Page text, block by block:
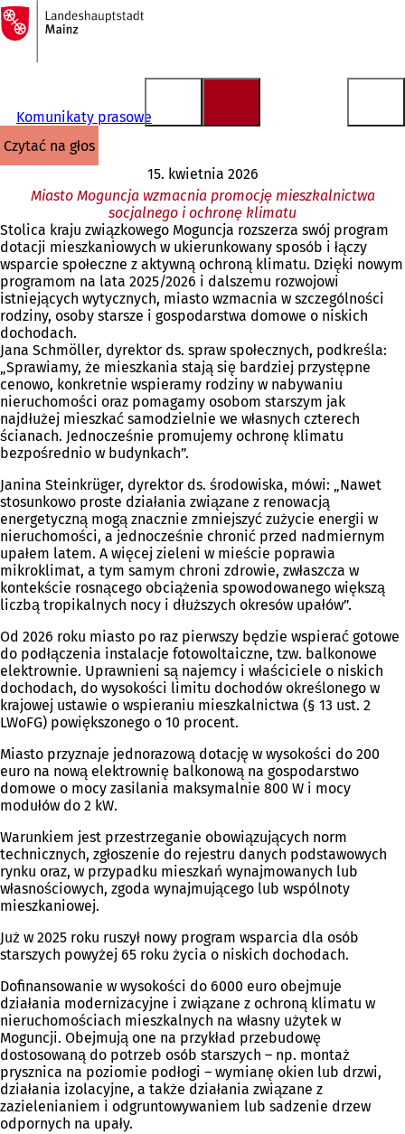
Przejdź do treści
Do
strony
głównej
Komunikaty prasowe
czytać na głos
15. kwietnia 2026
Miasto Moguncja wzmacnia promocję mieszkalnictwa
socjalnego i ochronę klimatu
Stolica kraju związkowego Moguncja rozszerza swój program
dotacji mieszkaniowych w ukierunkowany sposób i łączy
wsparcie społeczne z aktywną ochroną klimatu. Dzięki nowym
programom na lata 2025/2026 i dalszemu rozwojowi
istniejących wytycznych, miasto wzmacnia w szczególności
rodziny, osoby starsze i gospodarstwa domowe o niskich
dochodach.
Jana Schmöller, dyrektor ds. spraw społecznych, podkreśla:
„Sprawiamy, że mieszkania stają się bardziej przystępne
cenowo, konkretnie wspieramy rodziny w nabywaniu
nieruchomości oraz pomagamy osobom starszym jak
najdłużej mieszkać samodzielnie we własnych czterech
ścianach. Jednocześnie promujemy ochronę klimatu
bezpośrednio w budynkach”.
Janina Steinkrüger, dyrektor ds. środowiska, mówi: „Nawet
stosunkowo proste działania związane z renowacją
energetyczną mogą znacznie zmniejszyć zużycie energii w
nieruchomości, a jednocześnie chronić przed nadmiernym
upałem latem. A więcej zieleni w mieście poprawia
mikroklimat, a tym samym chroni zdrowie, zwłaszcza w
kontekście rosnącego obciążenia spowodowanego większą
liczbą tropikalnych nocy i dłuższych okresów upałów”.
Od 2026 roku miasto po raz pierwszy będzie wspierać gotowe
do podłączenia instalacje fotowoltaiczne, tzw. balkonowe
elektrownie. Uprawnieni są najemcy i właściciele o niskich
dochodach, do wysokości limitu dochodów określonego w
krajowej ustawie o wspieraniu mieszkalnictwa (§ 13 ust. 2
LWoFG) powiększonego o 10 procent.
Miasto przyznaje jednorazową dotację w wysokości do 200
euro na nową elektrownię balkonową na gospodarstwo
domowe o mocy zasilania maksymalnie 800 W i mocy
modułów do 2 kW.
Warunkiem jest przestrzeganie obowiązujących norm
technicznych, zgłoszenie do rejestru danych podstawowych
rynku oraz, w przypadku mieszkań wynajmowanych lub
własnościowych, zgoda wynajmującego lub wspólnoty
mieszkaniowej.
Już w 2025 roku ruszył nowy program wsparcia dla osób
starszych powyżej 65 roku życia o niskich dochodach.
Dofinansowanie w wysokości do 6000 euro obejmuje
działania modernizacyjne i związane z ochroną klimatu w
nieruchomościach mieszkalnych na własny użytek w
Moguncji. Obejmują one na przykład przebudowę
dostosowaną do potrzeb osób starszych – np. montaż
prysznica na poziomie podłogi – wymianę okien lub drzwi,
działania izolacyjne, a także działania związane z
zazielenianiem i odgruntowywaniem lub sadzenie drzew
odpornych na upały.